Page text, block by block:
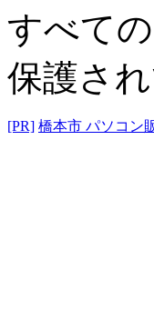
すべて
保護され
[PR] 橋本市 パソコン